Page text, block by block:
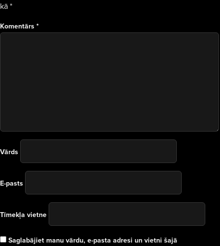
kā*
Komentārs*
Vārds
E-pasts
Tīmekļa vietne
Saglabājiet manu vārdu, e-pasta adresi un vietni šajā